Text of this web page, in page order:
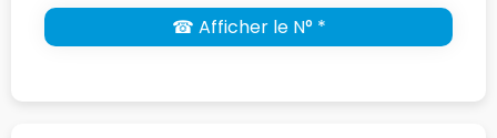
☎ Afficher le N° *